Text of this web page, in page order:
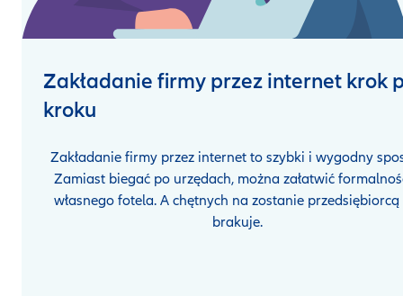
Zakładanie firmy przez internet krok
kroku
Zakładanie firmy przez internet to szybki i wygodny
Zamiast biegać po urzędach, można załatwić
własnego fotela. A chętnych na zostanie przedsiębiorcą
brakuje.